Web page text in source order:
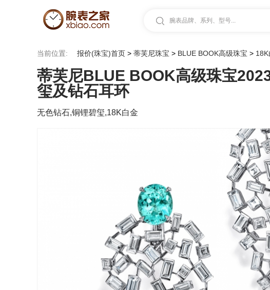
腕表品牌、系列、型号...
当前位置: 报价(珠宝)首页 > 蒂芙尼珠宝 > BLUE BOOK高级珠宝 >
蒂芙尼BLUE BOOK高级珠宝
玺及钻石耳环
无色钻石,铜锂碧玺,18K白金